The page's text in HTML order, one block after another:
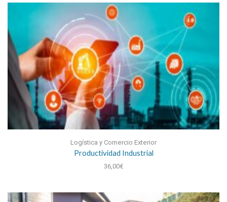
Logística y Comercio Exterior
Productividad Industrial
36,00€